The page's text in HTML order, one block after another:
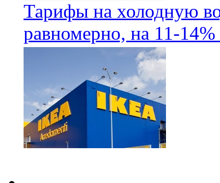
Тарифы на холодную
равномерно, на 11-14%